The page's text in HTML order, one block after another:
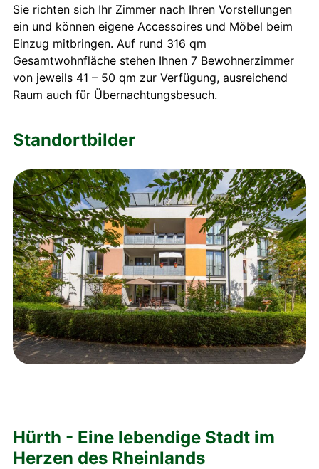
Sie richten sich Ihr Zimmer nach Ihren Vorstellungen
ein und können eigene Accessoires und Möbel beim
Einzug mitbringen. Auf rund 316 qm
Gesamtwohnfläche stehen Ihnen 7 Bewohnerzimmer
von jeweils 41 – 50 qm zur Verfügung, ausreichend
Raum auch für Übernachtungsbesuch.
Standortbilder
Hürth - Eine lebendige Stadt im
Herzen des Rheinlands